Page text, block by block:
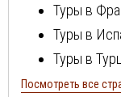
Туры в
Туры в
Туры в
Туры в
Посмотреть все